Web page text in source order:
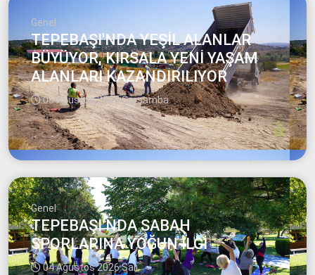
Genel
TEPEBAŞI'NDA YEŞİL ALANLAR
BÜYÜYOR, KIRSALA YENİ YAŞAM
ALANLARI KAZANDIRILIYOR
05 Ağustos 2026 Çarşamba
Genel
TEPEBAŞI’NDA SABAH
SPORLARINA YOĞUN İLGİ
04 Ağustos 2026 Salı